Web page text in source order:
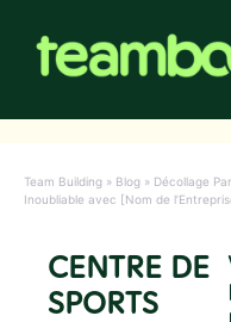
contenu
Team Building » Blog » Décollage
Inoubliable avec [Nom de
CENTRE DE
SPORTS